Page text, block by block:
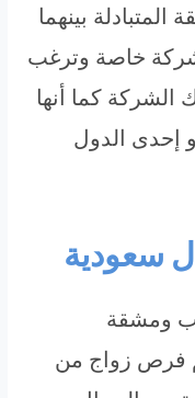
بينهما
شركة خاصة وترغب
كما أنها
إحدى الدول
سعودية
ومشقة
فرص زواج من